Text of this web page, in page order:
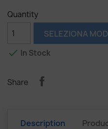
Quantity
SELEZIONA
 In Stock
Share
Description